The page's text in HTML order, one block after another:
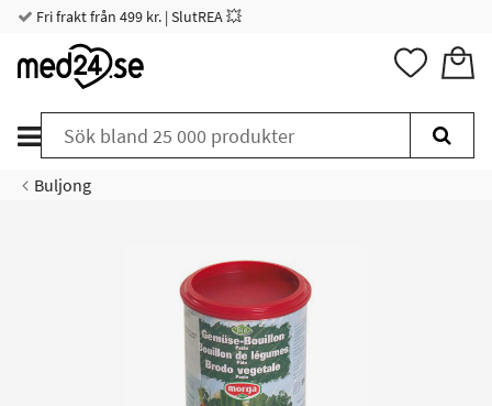
Fri frakt från 499 kr. | SlutREA 💥
Buljong